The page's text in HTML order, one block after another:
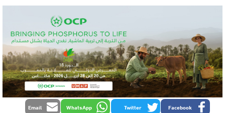
Facebook
Twitter
WhatsApp
Email